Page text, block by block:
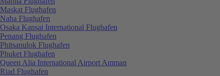
Maskat Flughafen
Naha Flughafen
Osaka Kansai International Flughafen
Penang Flughafen
Phitsanulok Flughafen
Phuket Flughafen
Queen Alia International Airport Amman
Riad Flughafen